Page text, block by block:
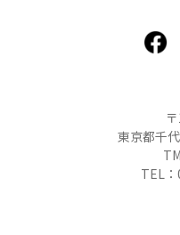
東京都千
TEL